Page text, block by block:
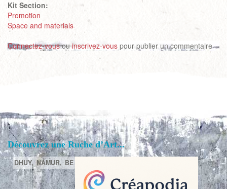
Kit Section:
Promotion
Space and materials
Connectez-vousouinscrivez-vous pour publier un commentaire
Découvrez une Ruche d’Art...
DHUY, NAMUR, BE